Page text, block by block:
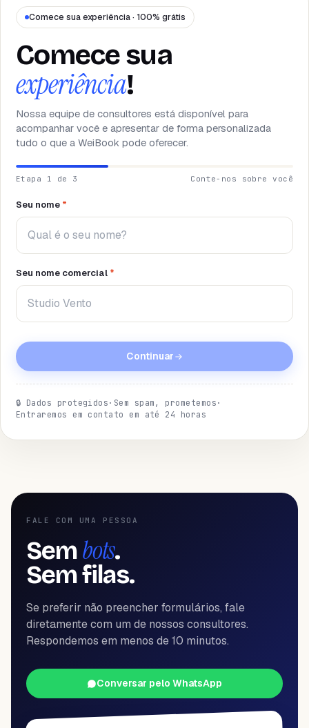
Fale com um especialista e desenhe o
seu plano.
Reservar demo
Comece sua experiência · 100% grátis
Comece sua
experiência!
Nossa equipe de consultores está disponível para
acompanhar você e apresentar de forma personalizada
tudo o que a WeiBook pode oferecer.
Etapa 1 de 3 Conte-nos sobre você
Seu nome *
Seu nome comercial *
Continuar
🔒 Dados protegidos · Sem spam, prometemos ·
Entraremos em contato em até 24 horas
FALE COM UMA PESSOA
Sembots.
Sem filas.
Se preferir não preencher formulários, fale
diretamente com um de nossos consultores.
Respondemos em menos de 10 minutos.
Conversar pelo WhatsApp